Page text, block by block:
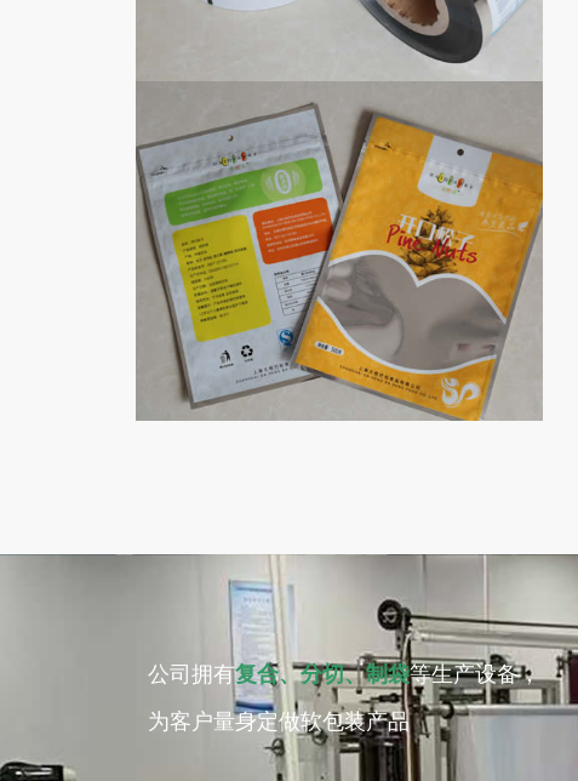
日化用品包装膜
应用范围：日化用品包装膜、日化用品包装
袋
产品特性：应用于面膜、洗发水、清洁棉、
酒精棉等洗涤品包装
应用范围：低温冷冻铝箔袋应用于熟食、冷
冻产品、肉制品等食品包装，低温冷冻铝箔
袋是将包装容器内的空气全部抽出密封，维
持袋内处于低氧状态，使微生物没有生存条
件，以达到食品新鲜、无病腐发生的目的。
公司拥有复合、分切、制袋等生产设备，
为客户量身定做软包装产品